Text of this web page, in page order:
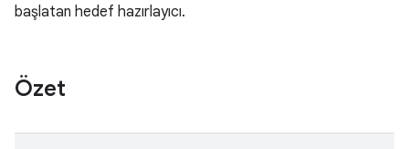
başlatan hedef hazırlayıcı.
Özet